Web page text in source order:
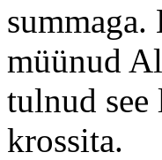
müünud
tulnud
krossita.